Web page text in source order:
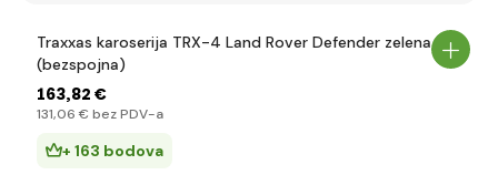
Traxxas karoserija TRX-4 Land Rover Defender zelena
(bezspojna)
163,82 €
131,06 € bez PDV-a
+ 163 bodova